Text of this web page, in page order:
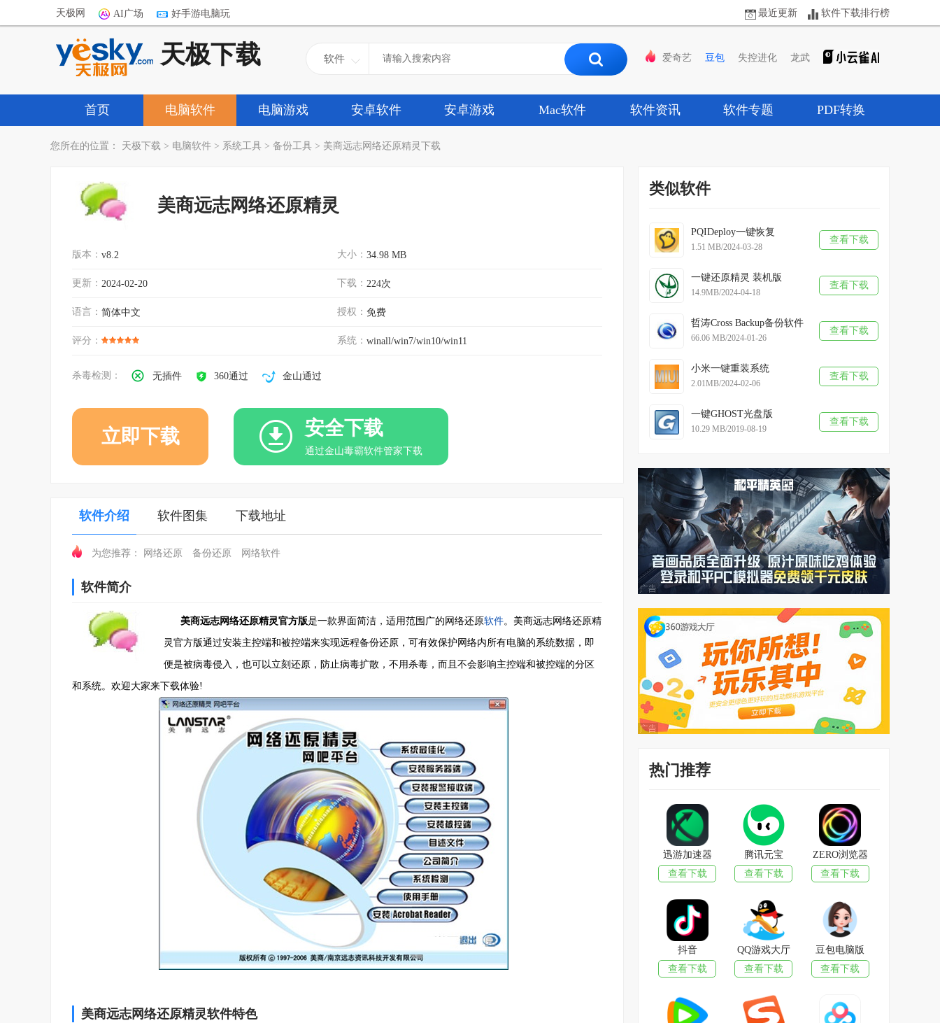
天极网 AI广场 好手游电脑玩 最近更新 软件下载排行榜
天极下载 软件 爱奇艺 豆包 失控进化 龙武
首页 电脑软件 电脑游戏 安卓软件 安卓游戏 Mac软件 软件资讯 软件专题 PDF转换
您所在的位置： 天极下载 > 电脑软件 > 系统工具 > 备份工具 > 美商远志网络还原精灵下载
美商远志网络还原精灵
版本： v8.2 大小： 34.98 MB
更新： 2024-02-20 下载： 224次
语言： 简体中文 授权： 免费
评分： 系统： winall/win7/win10/win11
杀毒检测： 无插件 360通过 金山通过
立即下载 安全下载
通过金山毒霸软件管家下载
软件介绍 软件图集 下载地址
为您推荐： 网络还原 备份还原 网络软件
软件简介
美商远志网络还原精灵官方版是一款界面简洁，适用范围广的网络还原软件。美商远志网络还原精
灵官方版通过安装主控端和被控端来实现远程备份还原，可有效保护网络内所有电脑的系统数据，即
便是被病毒侵入，也可以立刻还原，防止病毒扩散，不用杀毒，而且不会影响主控端和被控端的分区
和系统。欢迎大家来下载体验!
美商远志网络还原精灵软件特色
类似软件
PQIDeploy一键恢复
1.51 MB/2024-03-28
查看下载
一键还原精灵 装机版
14.9MB/2024-04-18
查看下载
哲涛Cross Backup备份软件
66.06 MB/2024-01-26
查看下载
小米一键重装系统
2.01MB/2024-02-06
查看下载
一键GHOST光盘版
10.29 MB/2019-08-19
查看下载
热门推荐
迅游加速器
查看下载
腾讯元宝
查看下载
ZERO浏览器
查看下载
抖音
查看下载
QQ游戏大厅
查看下载
豆包电脑版
查看下载